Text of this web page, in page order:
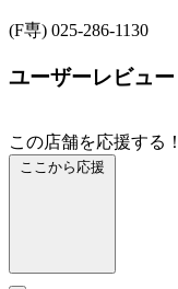
(F専) 025-286-1130
ユーザーレビュー
この店舗を応援する！
ここから応援